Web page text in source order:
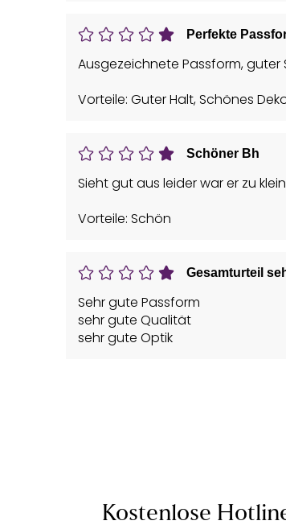
Perfekte
Ausgezeichnete Passform, guter
Vorteile: Guter Halt, Schönes
Schöner Bh
Sieht gut aus leider war er zu
Vorteile: Schön
Gesamturteil
Sehr gute Passform
sehr gute Qualität
sehr gute Optik
Kostenlose